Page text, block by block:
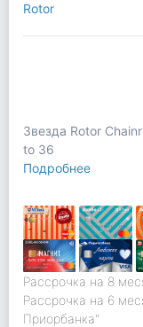
Rotor
Звезда Rotor
to 36
Подробнее
Рассрочка на 8
Рассрочка на 6
Приорбанка"